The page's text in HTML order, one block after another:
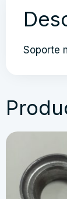
Soporte